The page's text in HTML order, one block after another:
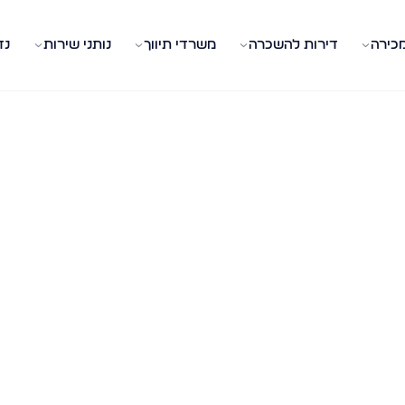
דירות להשכרה משרדי תיווך נותני שירות